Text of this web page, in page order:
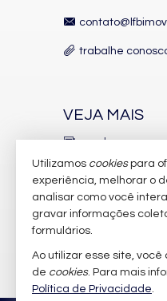
trabalhe
VEJA MAIS
receba nosso
indicadores
cadastre seu
imóveis favoritos
mapa de
Utilizamos cookiespara
experiência, melhorar o
analisar como você
gravar informações
formulários.
Ao utilizar esse site, você
de cookies. Para mais
Política de Privacidade.